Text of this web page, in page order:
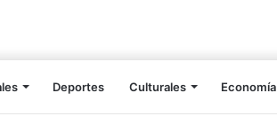
Deportes Culturales Economía